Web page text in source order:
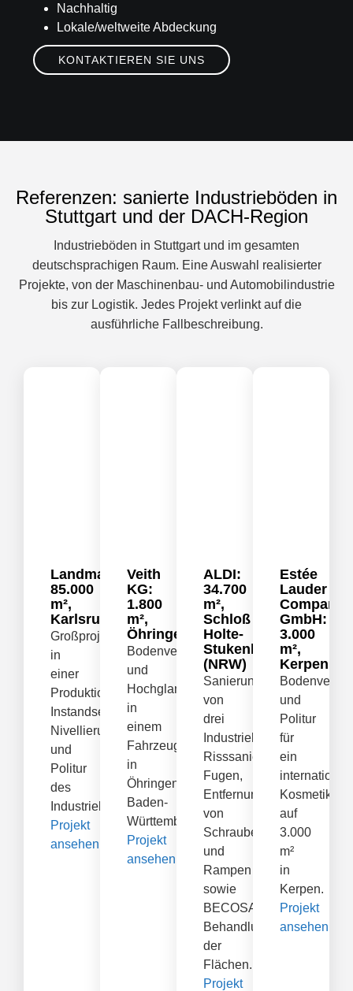
Nachhaltig
Lokale/weltweite Abdeckung
KONTAKTIEREN SIE UNS
Referenzen: sanierte Industrieböden in
Stuttgart und der DACH-Region
Industrieböden in Stuttgart und im gesamten
deutschsprachigen Raum. Eine Auswahl realisierter
Projekte, von der Maschinenbau- und Automobilindustrie
bis zur Logistik. Jedes Projekt verlinkt auf die
ausführliche Fallbeschreibung.
Landmaschinenhersteller:
85.000
m²,
Karlsruhe
Großprojekt
in
einer
Produktionsanlage:
Instandsetzung,
Nivellierung
und
Politur
des
Industriebodens.
Projekt
ansehen
Veith
KG:
1.800
m²,
Öhringen
Bodenverfestigung
und
Hochglanzpolitur
in
einem
Fahrzeugzubehörbetrieb
in
Öhringen,
Baden-
Württemberg.
Projekt
ansehen
ALDI:
34.700
m²,
Schloß
Holte-
Stukenbrock
(NRW)
Sanierung
von
drei
Industriehallen:
Risssanierung,
Fugen,
Entfernung
von
Schrauben
und
Rampen
sowie
BECOSAN®-
Behandlung
der
Flächen.
Projekt
Estée
Lauder
GmbH:
3.000
m²,
Kerpen
und
Politur
für
ein
auf
3.000
m²
in
Kerpen.
Projekt
ansehen